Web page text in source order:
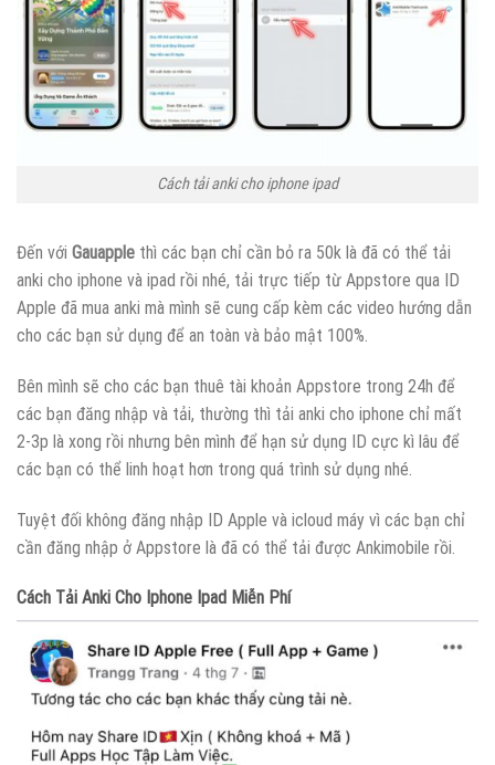
Cách tải anki cho iphone ipad
Đến với Gauapple thì các bạn chỉ cần bỏ ra 50k là đã có thể tải
anki cho iphone và ipad rồi nhé, tải trực tiếp từ Appstore qua ID
Apple đã mua anki mà mình sẽ cung cấp kèm các video hướng dẫn
cho các bạn sử dụng để an toàn và bảo mật 100%.
Bên mình sẽ cho các bạn thuê tài khoản Appstore trong 24h để
các bạn đăng nhập và tải, thường thì tải anki cho iphone chỉ mất
2-3p là xong rồi nhưng bên mình để hạn sử dụng ID cực kì lâu để
các bạn có thể linh hoạt hơn trong quá trình sử dụng nhé.
Tuyệt đối không đăng nhập ID Apple và icloud máy vì các bạn chỉ
cần đăng nhập ở Appstore là đã có thể tải được Ankimobile rồi.
Cách Tải Anki Cho Iphone Ipad Miễn Phí